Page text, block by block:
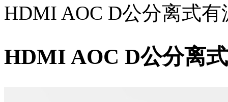
HDMI AOC D公分离式有
HDMI AOC D公分离